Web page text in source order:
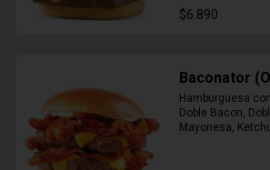
$6.890
Baconator
Hamburguesa
Doble Bacon,
Mayonesa,